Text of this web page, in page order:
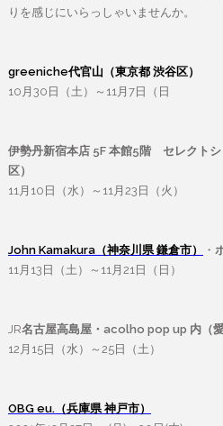
りを感じにいらっしゃいませんか。
greeniche代官山（東京都 渋谷区）
10月30日（土）～11月7日（日
伊勢丹新宿本店 5F 本館5階 セレクト
区）
11月10日（水）～11月23日（火）
John Kamakura（神奈川県 鎌倉市） ・
11月13日（土）～11月21日（日）
JR名古屋高島屋・acolho pop up 内（愛
12月15日（水）～25日（土）
OBG eu.（兵庫県 神戸市）